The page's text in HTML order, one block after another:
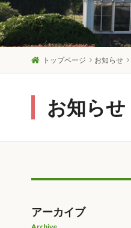
トップページ お知らせ
お知らせ
アーカイブ